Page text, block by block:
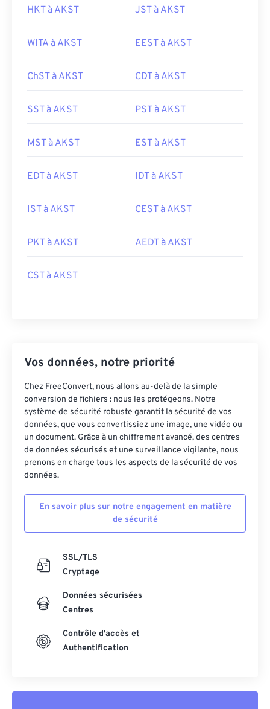
HKT à AKST JST à AKST
WITA à AKST EEST à AKST
ChST à AKST CDT à AKST
SST à AKST PST à AKST
MST à AKST EST à AKST
EDT à AKST IDT à AKST
IST à AKST CEST à AKST
PKT à AKST AEDT à AKST
CST à AKST
Vos données, notre priorité
Chez FreeConvert, nous allons au-delà de la simple
conversion de fichiers : nous les protégeons. Notre
système de sécurité robuste garantit la sécurité de vos
données, que vous convertissiez une image, une vidéo ou
un document. Grâce à un chiffrement avancé, des centres
de données sécurisés et une surveillance vigilante, nous
prenons en charge tous les aspects de la sécurité de vos
données.
En savoir plus sur notre engagement en matière
de sécurité
SSL/TLS
Cryptage
Données sécurisées
Centres
Contrôle d'accès et
Authentification